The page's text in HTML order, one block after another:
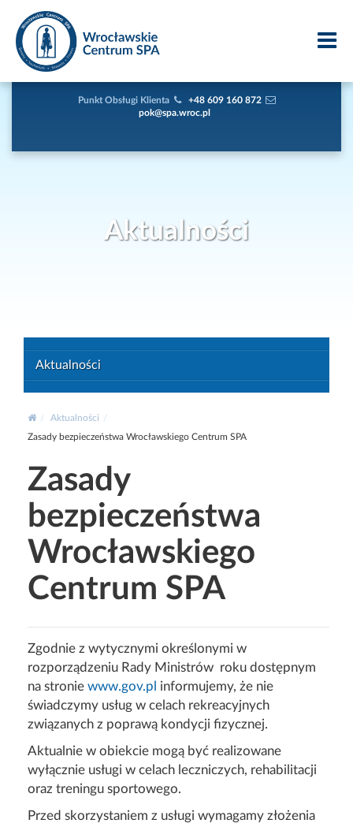
Punkt Obsługi Klienta
+48 609 160 872
pok@spa.wroc.pl
Aktualności
Aktualności
Aktualności
Zasady bezpieczeństwa Wrocławskiego Centrum SPA
Zasady
bezpieczeństwa
Wrocławskiego
Centrum SPA
Zgodnie z wytycznymi określonymi w
rozporządzeniu Rady Ministrów roku dostępnym
na stronie www.gov.pl informujemy, że nie
świadczymy usług w celach rekreacyjnych
związanych z poprawą kondycji fizycznej.
Aktualnie w obiekcie mogą być realizowane
wyłącznie usługi w celach leczniczych, rehabilitacji
oraz treningu sportowego.
Przed skorzystaniem z usługi wymagamy złożenia